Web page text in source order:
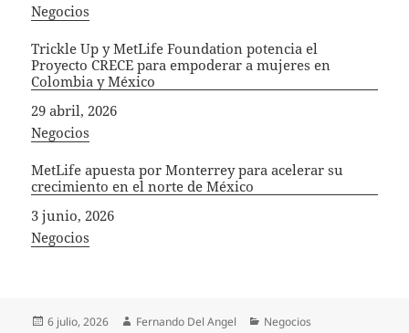
In relation to
Negocios
Trickle Up y MetLife Foundation potencia el
Proyecto CRECE para empoderar a mujeres en
Colombia y México
Fecha
29 abril, 2026
In relation to
Negocios
MetLife apuesta por Monterrey para acelerar su
crecimiento en el norte de México
Fecha
3 junio, 2026
In relation to
Negocios
Publicado
6 julio, 2026 Autor
Fernando Del Angel Categorías
Negocios